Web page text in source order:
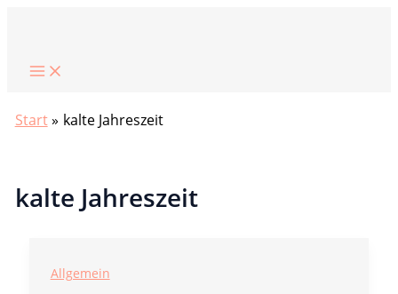
springen
Start kalte Jahreszeit
kalte Jahreszeit
Allgemein